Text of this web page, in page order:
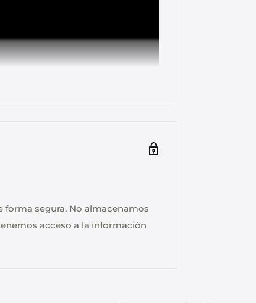
forma segura. No almacenamos
acceso a la información